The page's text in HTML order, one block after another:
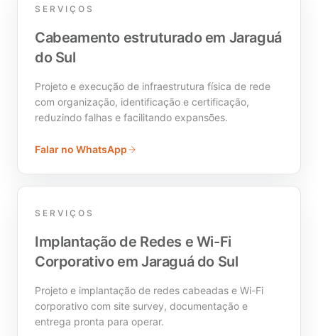
SERVIÇOS
Cabeamento estruturado em Jaraguá
do Sul
Projeto e execução de infraestrutura física de rede
com organização, identificação e certificação,
reduzindo falhas e facilitando expansões.
Falar no WhatsApp
SERVIÇOS
Implantação de Redes e Wi-Fi
Corporativo em Jaraguá do Sul
Projeto e implantação de redes cabeadas e Wi-Fi
corporativo com site survey, documentação e
entrega pronta para operar.